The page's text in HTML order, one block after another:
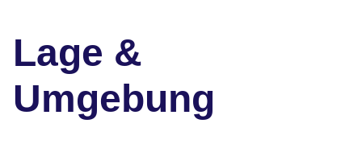
Lage &
Umgebung